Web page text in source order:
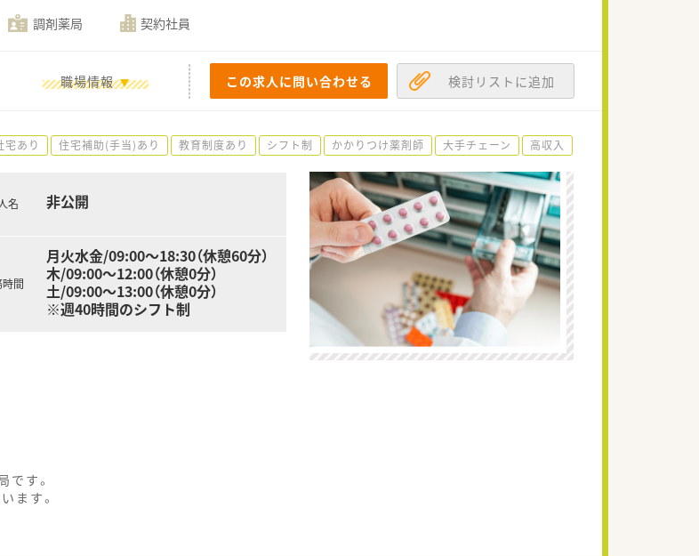
調剤薬局 契約社員
職場情報 この求人に問い合わせる 検討リストに追加
宅あり 住宅補助(手当)あり 教育制度あり シフト制 かかりつけ薬剤師 大手チェーン 高収入
名 非公開
間
月火水金/09:00～18:30（休憩60分）
木/09:00～12:00（休憩0分）
土/09:00～13:00（休憩0分）
※週40時間のシフト制
す。
ます。